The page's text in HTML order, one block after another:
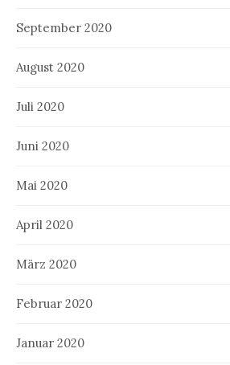
September 2020
August 2020
Juli 2020
Juni 2020
Mai 2020
April 2020
März 2020
Februar 2020
Januar 2020